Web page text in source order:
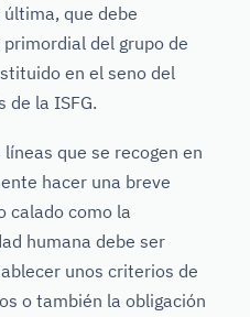
que debe
del grupo de
en el seno del
de la ISFG.
que se recogen en
hacer una breve
calado como la
humana debe ser
unos criterios de
o también la obligación